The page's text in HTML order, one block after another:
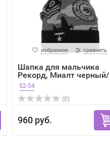
избранное сравнить
Шапка для мальчика
Рекорд, Миалт черный/
сер...
52-54
(0)
960 руб.